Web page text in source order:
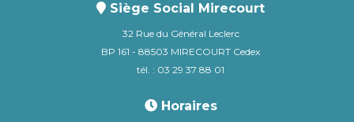
Siège Social Mirecourt
32 Rue du Général Leclerc
BP 161 - 88503 MIRECOURT Cedex
tél. : 03 29 37 88 01
Horaires